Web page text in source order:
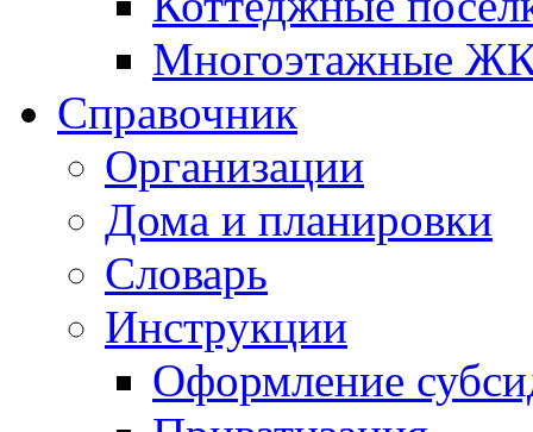
Многоэтажные
Справочник
Организации
Дома и планировки
Словарь
Инструкции
Оформление